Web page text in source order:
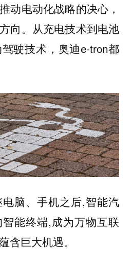
动电动化战略的决心，
向。从充电技术到电池
驶技术，奥迪e-tron都
脑、手机之后,智能汽
能终端,成为万物互联
含巨大机遇。